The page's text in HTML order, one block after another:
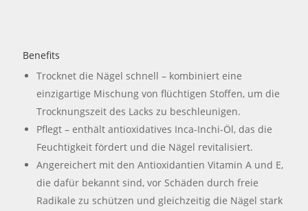
Benefits
Trocknet die Nägel schnell – kombiniert eine
einzigartige Mischung von flüchtigen Stoffen, um die
Trocknungszeit des Lacks zu beschleunigen.
Pflegt – enthält antioxidatives Inca-Inchi-Öl, das die
Feuchtigkeit fördert und die Nägel revitalisiert.
Angereichert mit den Antioxidantien Vitamin A und E,
die dafür bekannt sind, vor Schäden durch freie
Radikale zu schützen und gleichzeitig die Nägel stark